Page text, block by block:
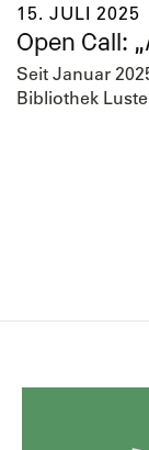
15. JULI 2025
Open Call:
Seit Januar
Bibliothek